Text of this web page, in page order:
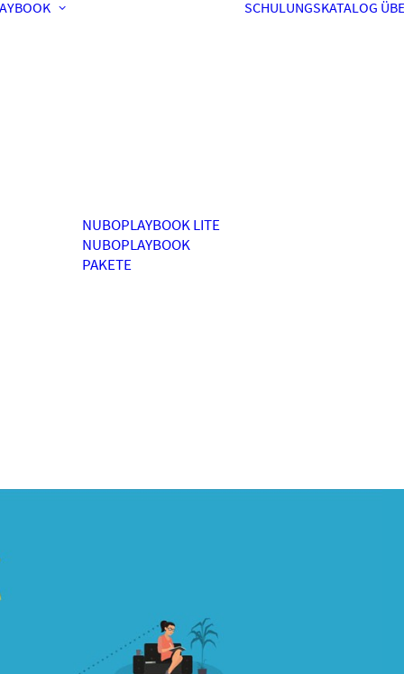
NUBOPLAYBOOK LITE
NUBOPLAYBOOK
PAKETE
SCHULUNGSKATALOG